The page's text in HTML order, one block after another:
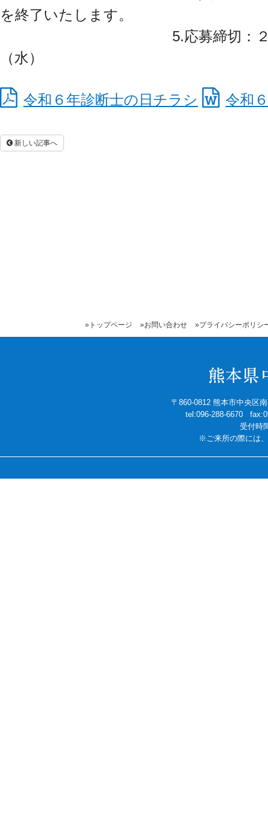
を終了いたします。
5.応募締切：２０２４
（水）
令和６年診断士の日チラシ 令和
新しい記事へ
»トップページ »お問い合わせ »プライバシーポリシ
〒860-0812 熊本市中央区
tel:096-288-6670
受付時
※ご来所の際には